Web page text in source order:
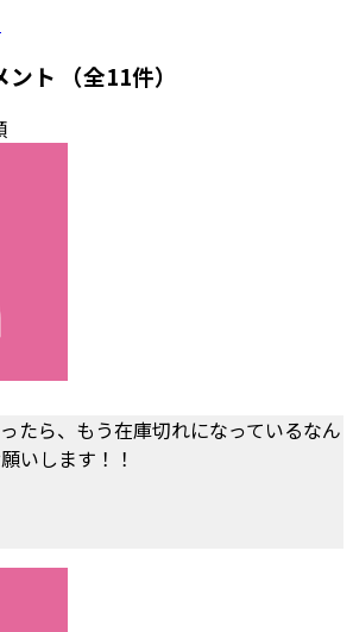
ント （全11件）
ら、もう在庫切れになっているなん
いします！！